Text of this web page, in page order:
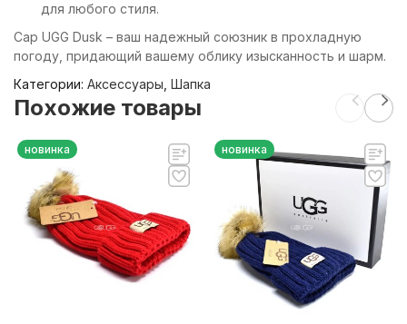
для любого стиля.
Cap UGG Dusk – ваш надежный союзник в прохладную
погоду, придающий вашему облику изысканность и шарм.
Категории: Аксессуары Шапка
Похожие товары
новинка новинка